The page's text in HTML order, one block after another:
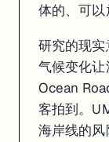
体的、可以
研究的现实
气候变化
Ocean
客拍到。
海岸线的